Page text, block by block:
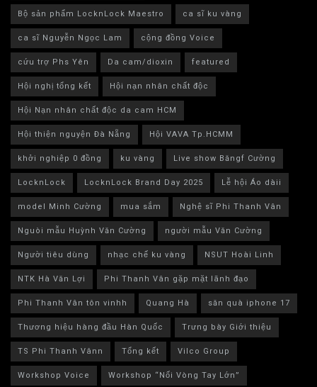
Bộ sản phẩm LocknLock Maestro
ca sĩ ku vàng
ca sĩ Nguyễn Ngọc Lam
cộng đồng Voice
cứu trợ Phs Yên
Da cam/dioxin
featured
Hội nghị tổng kết
Hội nạn nhân chất độc
Hội Nạn nhân chất độc da cam HCM
Hội thiện nguyện Đà Nẵng
Hội VAVA Tp.HCMM
khởi nghiệp 0 đồng
ku vàng
Live show Băngf Cường
LocknLock
LocknLock Brand Day 2025
Lễ hội Áo dàii
model Minh Cường
mua sắm
Nghệ sĩ Phi Thanh Vân
Nguòi mẫu Huỳnh Văn Cường
người mẫu Văn Cường
Người tiêu dùng
nhạc chế ku vàng
NSUT Hoài Linh
NTK Hà Văn Lợi
Phi Thanh Vân gặp mặt lãnh đạo
Phi Thanh Vân tôn vinhh
Quang Hà
săn quà iphone 17
Thương hiệu hàng đầu Hàn Quốc
Trưng bày Giới thiệu
TS Phi Thanh Vânn
Tổng kết
Vilco Group
Workshop Voice
Workshop “Nối Vòng Tay Lớn”